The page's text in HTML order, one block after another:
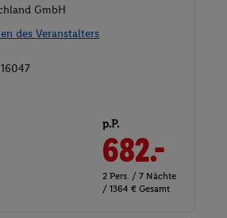
GmbH
des Veranstalters
p.P.
682.-
2 Pers. / 7 Nächte
/ 1364 € Gesamt